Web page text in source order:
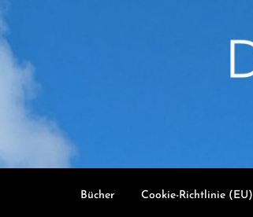
content
Bücher Cookie-Richtlinie (EU)